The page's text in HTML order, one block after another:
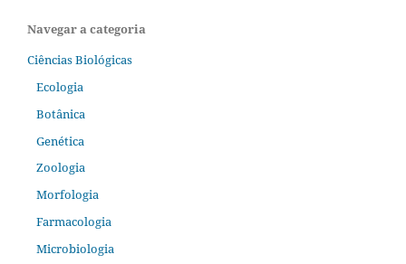
Navegar a categoria
Ciências Biológicas
Ecologia
Botânica
Genética
Zoologia
Morfologia
Farmacologia
Microbiologia